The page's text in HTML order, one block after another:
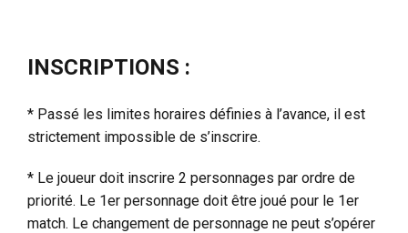
INSCRIPTIONS :
* Passé les limites horaires définies à l’avance, il est
strictement impossible de s’inscrire.
* Le joueur doit inscrire 2 personnages par ordre de
priorité. Le 1er personnage doit être joué pour le 1er
match. Le changement de personnage ne peut s’opérer